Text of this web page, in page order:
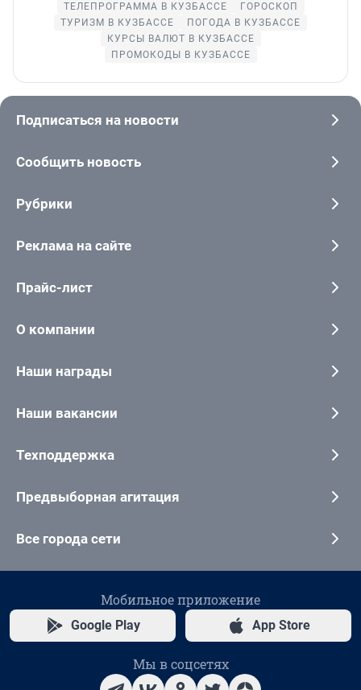
ТЕЛЕПРОГРАММА В КУЗБАССЕ
ГОРОСКОП
ТУРИЗМ В КУЗБАССЕ
ПОГОДА В КУЗБАССЕ
КУРСЫ ВАЛЮТ В КУЗБАССЕ
ПРОМОКОДЫ В КУЗБАССЕ
Подписаться на новости
Сообщить новость
Рубрики
Реклама на сайте
Прайс-лист
О компании
Наши награды
Наши вакансии
Техподдержка
Предвыборная агитация
Все города сети
Мобильное приложение
Google Play App Store
Мы в соцсетях